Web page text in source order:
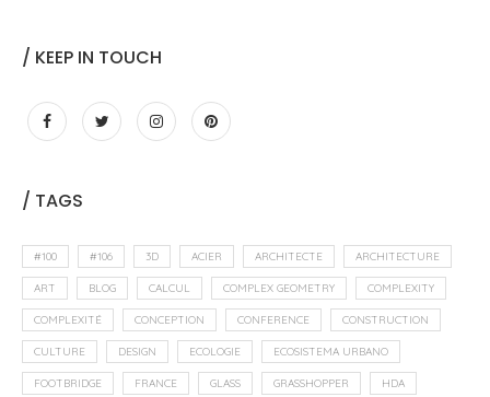
/ KEEP IN TOUCH
/ TAGS
#100 #106 3D ACIER ARCHITECTE ARCHITECTURE
ART BLOG CALCUL COMPLEX GEOMETRY COMPLEXITY
COMPLEXITÉ CONCEPTION CONFERENCE CONSTRUCTION
CULTURE DESIGN ECOLOGIE ECOSISTEMA URBANO
FOOTBRIDGE FRANCE GLASS GRASSHOPPER HDA